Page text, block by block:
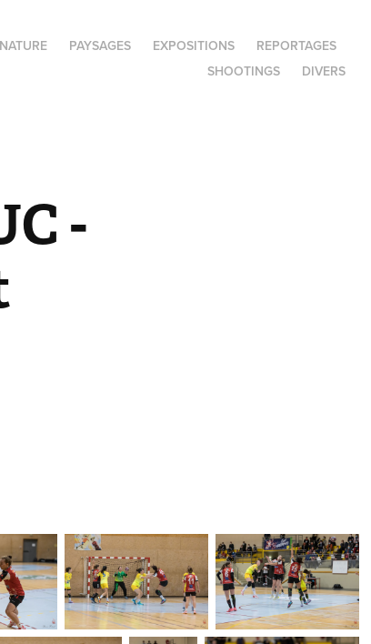
NATURE PAYSAGES EXPOSITIONS
REPORTAGES
SHOOTINGS
DIVERS
-